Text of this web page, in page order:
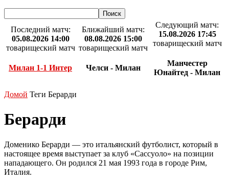
Последний матч:
05.08.2026 14:00
товарищеский матч
Милан 1-1 Интер
Ближайший матч:
08.08.2026 15:00
товарищеский матч
Челси - Милан
Следующий матч:
15.08.2026 17:45
товарищеский матч
Манчестер
Юнайтед - Милан
Домой Теги Берарди
Берарди
Доменико Берарди — это итальянский футболист, который в
настоящее время выступает за клуб «Сассуоло» на позиции
нападающего. Он родился 21 мая 1993 года в городе Рим,
Италия.